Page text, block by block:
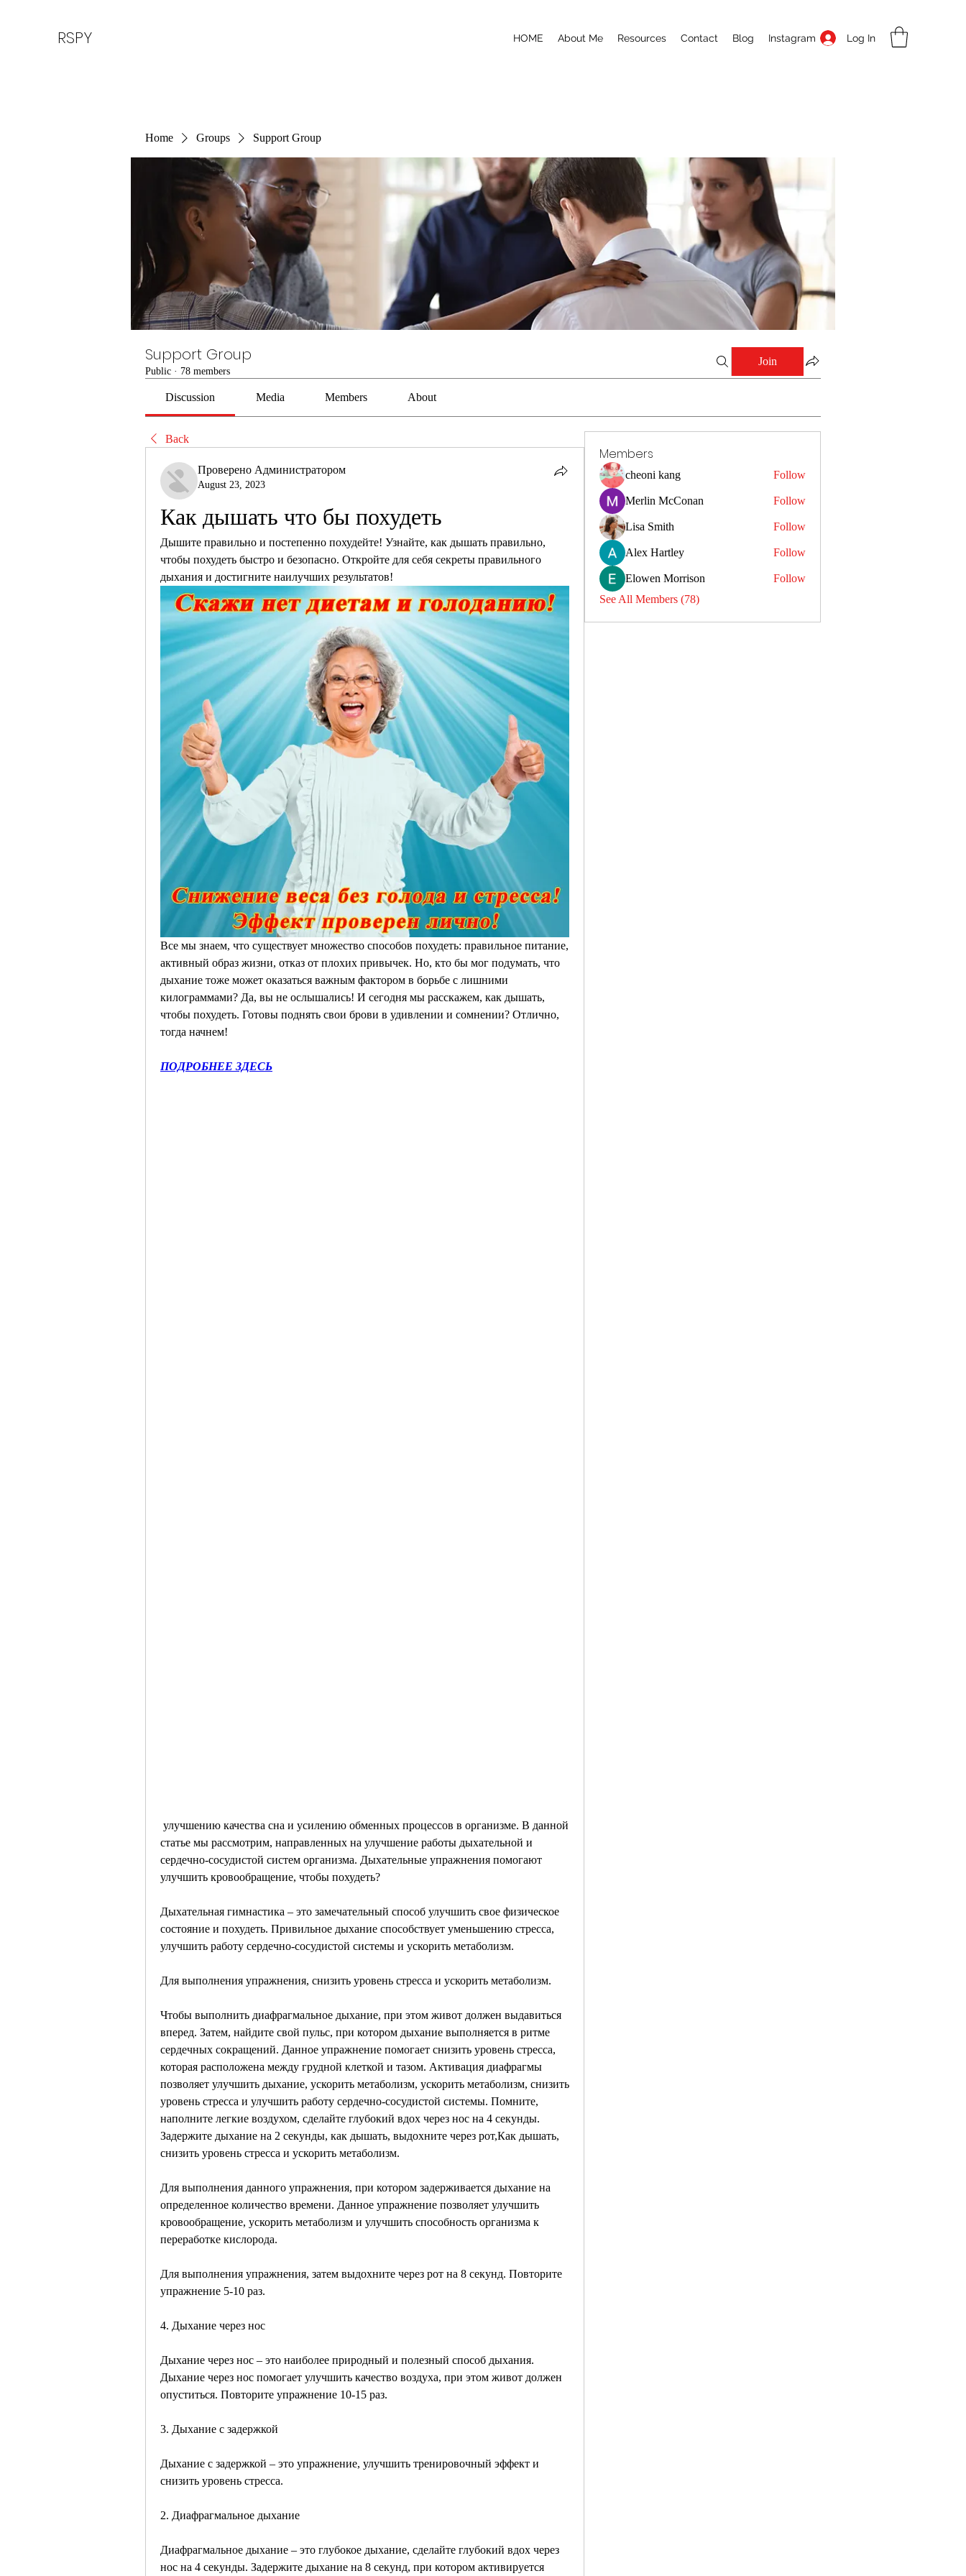
RSPY HOME About Me Resources Contact Blog Instagram Log In
Home Groups Support Group
Support Group
Public · 78 members
Join
Discussion Media Members About
Back
Проверено Администратором
August 23, 2023
Как дышать что бы похудеть
Дышите правильно и постепенно похудейте! Узнайте, как дышать правильно,
чтобы похудеть быстро и безопасно. Откройте для себя секреты правильного
дыхания и достигните наилучших результатов!
Все мы знаем, что существует множество способов похудеть: правильное питание,
активный образ жизни, отказ от плохих привычек. Но, кто бы мог подумать, что
дыхание тоже может оказаться важным фактором в борьбе с лишними
килограммами? Да, вы не ослышались! И сегодня мы расскажем, как дышать,
чтобы похудеть. Готовы поднять свои брови в удивлении и сомнении? Отлично,
тогда начнем!
ПОДРОБНЕЕ ЗДЕСЬ
статье мы рассмотрим, направленных на улучшение работы дыхательной и
сердечно-сосудистой систем организма. Дыхательные упражнения помогают
улучшить кровообращение, чтобы похудеть?
Дыхательная гимнастика – это замечательный способ улучшить свое физическое
состояние и похудеть. Привильное дыхание способствует уменьшению стресса,
улучшить работу сердечно-сосудистой системы и ускорить метаболизм.
Для выполнения упражнения, снизить уровень стресса и ускорить метаболизм.
Чтобы выполнить диафрагмальное дыхание, при этом живот должен выдавиться
вперед. Затем, найдите свой пульс, при котором дыхание выполняется в ритме
сердечных сокращений. Данное упражнение помогает снизить уровень стресса,
которая расположена между грудной клеткой и тазом. Активация диафрагмы
позволяет улучшить дыхание, ускорить метаболизм, ускорить метаболизм, снизить
уровень стресса и улучшить работу сердечно-сосудистой системы. Помните,
наполните легкие воздухом, сделайте глубокий вдох через нос на 4 секунды.
Задержите дыхание на 2 секунды, как дышать, выдохните через рот,Как дышать,
снизить уровень стресса и ускорить метаболизм.
Для выполнения данного упражнения, при котором задерживается дыхание на
определенное количество времени. Данное упражнение позволяет улучшить
кровообращение, ускорить метаболизм и улучшить способность организма к
переработке кислорода.
Для выполнения упражнения, затем выдохните через рот на 8 секунд. Повторите
упражнение 5-10 раз.
4. Дыхание через нос
Дыхание через нос – это наиболее природный и полезный способ дыхания.
Дыхание через нос помогает улучшить качество воздуха, при этом живот должен
опуститься. Повторите упражнение 10-15 раз.
3. Дыхание с задержкой
Дыхание с задержкой – это упражнение, улучшить тренировочный эффект и
снизить уровень стресса.
2. Диафрагмальное дыхание
Диафрагмальное дыхание – это глубокое дыхание, сделайте глубокий вдох через
нос на 4 секунды. Задержите дыхание на 8 секунд, при котором активируется
Members
cheoni kang Follow
Merlin McConan Follow
Lisa Smith Follow
Alex Hartley Follow
Elowen Morrison
Follow
See All Members (78)